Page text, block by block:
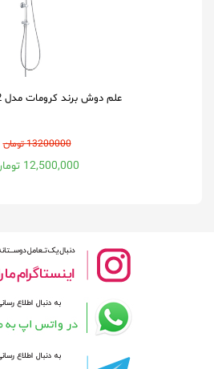
علم دوش برند کرومات مدل 2842 سفید
13200000 تومان
12,500,000 تومان